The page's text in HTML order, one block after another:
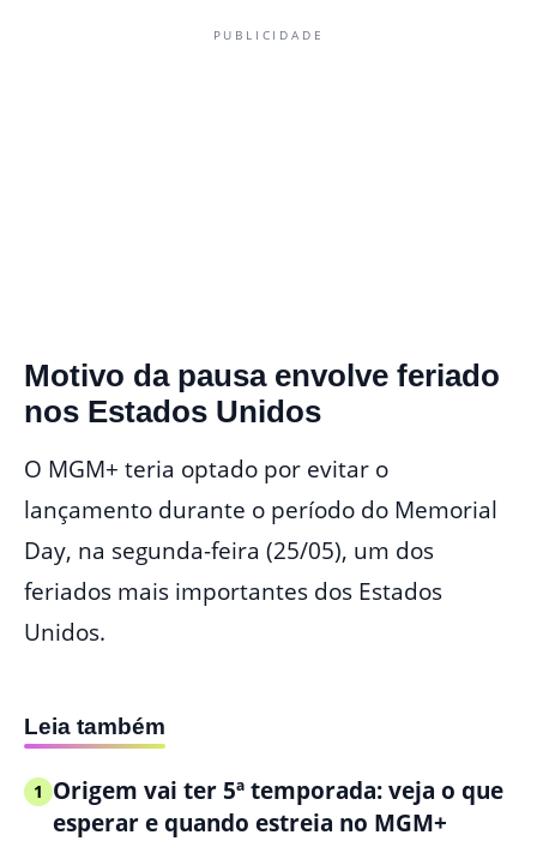
PUBLICIDADE
Motivo da pausa envolve feriado
nos Estados Unidos
O MGM+ teria optado por evitar o
lançamento durante o período do Memorial
Day, na segunda-feira (25/05), um dos
feriados mais importantes dos Estados
Unidos.
Leia também
1 Origem vai ter 5ª temporada: veja o que
esperar e quando estreia no MGM+